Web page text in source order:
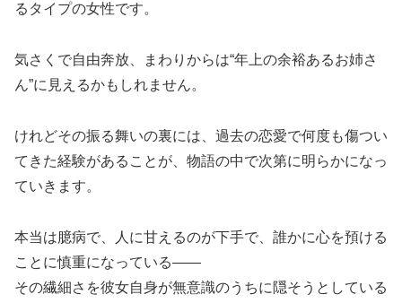
るタイプの女性です。
気さくで自由奔放、まわりからは“年上の余裕あるお姉さ
ん”に見えるかもしれません。
けれどその振る舞いの裏には、過去の恋愛で何度も傷つい
てきた経験があることが、物語の中で次第に明らかになっ
ていきます。
本当は臆病で、人に甘えるのが下手で、誰かに心を預ける
ことに慎重になっている――
その繊細さを彼女自身が無意識のうちに隠そうとしている